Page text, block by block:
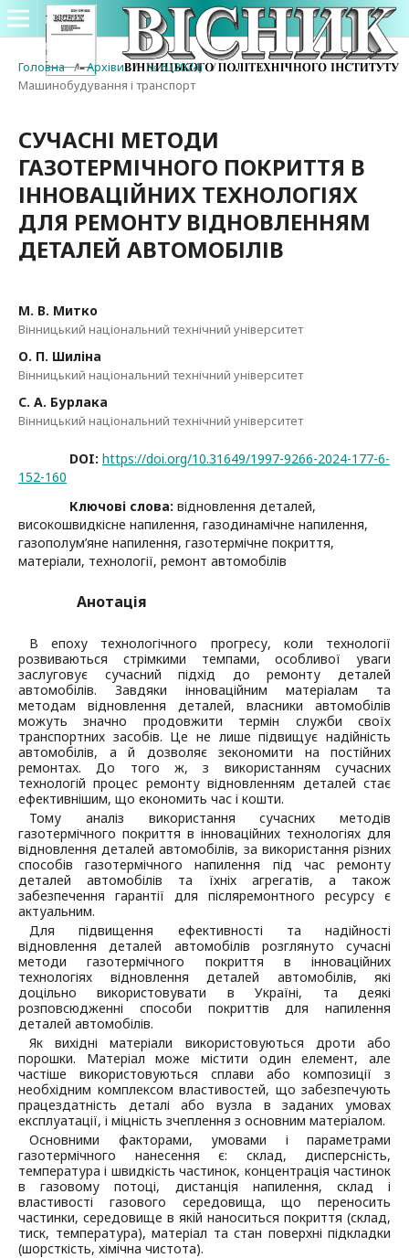
Головна / Архіви / № 6 (2024) /
Машинобудування і транспорт
СУЧАСНІ МЕТОДИ
ГАЗОТЕРМІЧНОГО ПОКРИТТЯ В
ІННОВАЦІЙНИХ ТЕХНОЛОГІЯХ
ДЛЯ РЕМОНТУ ВІДНОВЛЕННЯМ
ДЕТАЛЕЙ АВТОМОБІЛІВ
М. В. Митко
Вінницький національний технічний університет
О. П. Шиліна
Вінницький національний технічний університет
С. А. Бурлака
Вінницький національний технічний університет
DOI: https://doi.org/10.31649/1997-9266-2024-177-6-
152-160
Ключові слова: відновлення деталей,
високошвидкісне напилення, газодинамічне напилення,
газополум’яне напилення, газотермічне покриття,
матеріали, технології, ремонт автомобілів
Анотація
В епоху технологічного прогресу, коли технології
розвиваються стрімкими темпами, особливої уваги
заслуговує сучасний підхід до ремонту деталей
автомобілів. Завдяки інноваційним матеріалам та
методам відновлення деталей, власники автомобілів
можуть значно продовжити термін служби своїх
транспортних засобів. Це не лише підвищує надійність
автомобілів, а й дозволяє зекономити на постійних
ремонтах. До того ж, з використанням сучасних
технологій процес ремонту відновленням деталей стає
ефективнішим, що економить час і кошти.
Тому аналіз використання сучасних методів
газотермічного покриття в інноваційних технологіях для
відновлення деталей автомобілів, за використання різних
способів газотермічного напилення під час ремонту
деталей автомобілів та їхніх агрегатів, а також
забезпечення гарантії для післяремонтного ресурсу є
актуальним.
Для підвищення ефективності та надійності
відновлення деталей автомобілів розглянуто сучасні
методи газотермічного покриття в інноваційних
технологіях відновлення деталей автомобілів, які
доцільно використовувати в Україні, та деякі
розповсюдженні способи покриттів для напилення
деталей автомобілів.
Як вихідні матеріали використовуються дроти або
порошки. Матеріал може містити один елемент, але
частіше використовуються сплави або композиції з
необхідним комплексом властивостей, що забезпечують
працездатність деталі або вузла в заданих умовах
експлуатації, і міцність зчеплення з основним матеріалом.
Основними факторами, умовами і параметрами
газотермічного нанесення є: склад, дисперсність,
температура і швидкість частинок, концентрація частинок
в газовому потоці, дистанція напилення, склад і
властивості газового середовища, що переносить
частинки, середовище в якій наноситься покриття (склад,
тиск, температура), матеріал та стан поверхні підкладки
(шорсткість, хімічна чистота).